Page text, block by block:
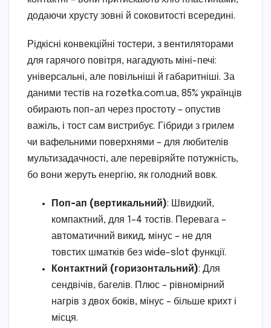
додаючи хрусту зовні й соковитості всередині.
Рідкісні конвекційні тостери, з вентиляторами
для гарячого повітря, нагадують міні-печі:
універсальні, але повільніші й габаритніші. За
даними тестів на rozetka.com.ua, 85% українців
обирають поп-ап через простоту – опустив
важіль, і тост сам вистрибує. Гібриди з грилем
чи вафельними поверхнями – для любителів
мультизадачності, але перевіряйте потужність,
бо вони жеруть енергію, як голодний вовк.
Поп-ап (вертикальний): Швидкий,
компактний, для 1–4 тостів. Перевага –
автоматичний викид, мінус – не для
товстих шматків без wide-slot функції.
Контактний (горизонтальний): Для
сендвічів, багелів. Плюс – рівномірний
нагрів з двох боків, мінус – більше крихт і
місця.